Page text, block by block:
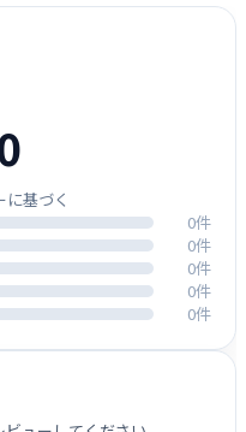
基づく
0件
0件
0件
0件
0件